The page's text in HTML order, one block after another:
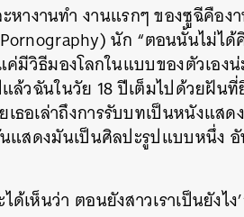
างานทำ งานแรกๆ ของซูฉีคือ
นัก “ตอนนั้นไม่ไ
วิธีมองโลกในแบบของตัวเองน่
ล้วฉันในวัย 18 ปีเต็มไปด้วยฝัน
ธอเล่าถึงการรับบทเป็นหนังแส
แสดงมันเป็นศิลปะรูปแบบหนึ่ง
เห็นว่า ตอนยังสาวเราเป็นยังไง